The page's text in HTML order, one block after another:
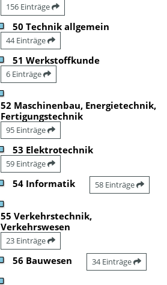
156 Einträge
50 Technik allgemein
44 Einträge
51 Werkstoffkunde
6 Einträge
52 Maschinenbau, Energietechnik,
Fertigungstechnik
95 Einträge
53 Elektrotechnik
59 Einträge
54 Informatik 58 Einträge
55 Verkehrstechnik,
Verkehrswesen
23 Einträge
56 Bauwesen 34 Einträge